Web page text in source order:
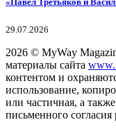
29.07.2026
2026 © MyWay
материалы сайта
контентом и
использование,
или частичная, а
письменного